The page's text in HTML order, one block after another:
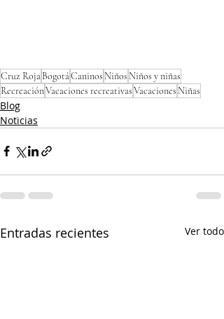
Cruz RojaBogotáCaninos Niños Niños y niñas
RecreaciónVacaciones recreativasVacaciones Niñas
Blog
Noticias
Entradas recientes Ver todo